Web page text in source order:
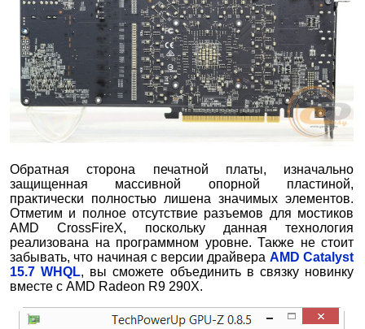
Обратная сторона печатной платы, изначально
защищенная массивной опорной пластиной,
практически полностью лишена значимых элементов.
Отметим и полное отсутствие разъемов для мостиков
AMD CrossFireX, поскольку данная технология
реализована на программном уровне. Также не стоит
забывать, что начиная с версии драйвера AMD Catalyst
15.7 WHQL, вы сможете объединить в связку новинку
вместе с AMD Radeon R9 290X.